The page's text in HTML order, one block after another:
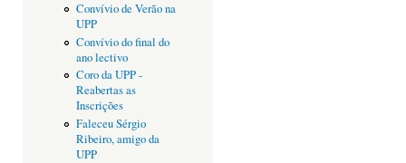
Convívio de Verão na
UPP
Convívio do final do
ano lectivo
Coro da UPP -
Reabertas as
Inscrições
Faleceu Sérgio
Ribeiro, amigo da
UPP